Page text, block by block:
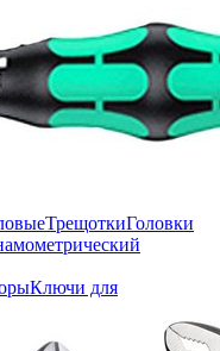
ТрещоткиГоловки
Ключи для